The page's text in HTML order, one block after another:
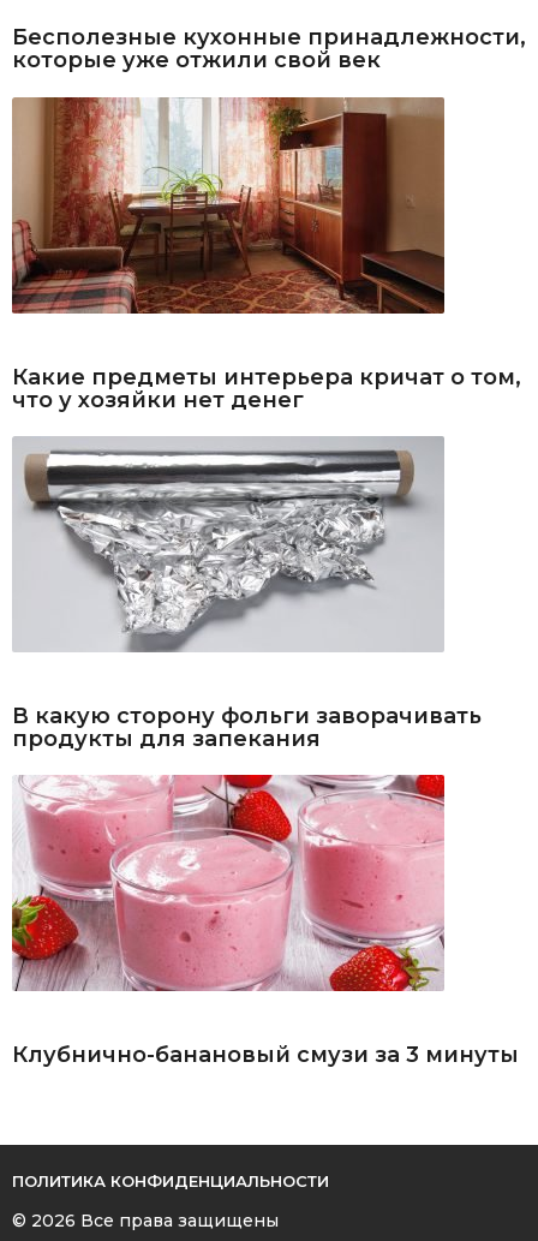
Бесполезные кухонные принадлежности,
которые уже отжили свой век
Какие предметы интерьера кричат о том,
что у хозяйки нет денег
В какую сторону фольги заворачивать
продукты для запекания
Клубнично-банановый смузи за 3 минуты
ПОЛИТИКА КОНФИДЕНЦИАЛЬНОСТИ
© 2026 Все права защищены